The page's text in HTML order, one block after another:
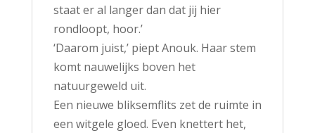
staat er al langer dan dat jij hier
rondloopt, hoor.’
‘Daarom juist,’ piept Anouk. Haar stem
komt nauwelijks boven het
natuurgeweld uit.
Een nieuwe bliksemflits zet de ruimte in
een witgele gloed. Even knettert het,